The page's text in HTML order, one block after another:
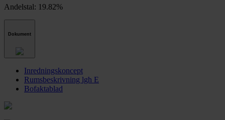
Andelstal: 19.82%
Dokument
Inredningskoncept
Rumsbeskrivning lgh E
Bofaktablad